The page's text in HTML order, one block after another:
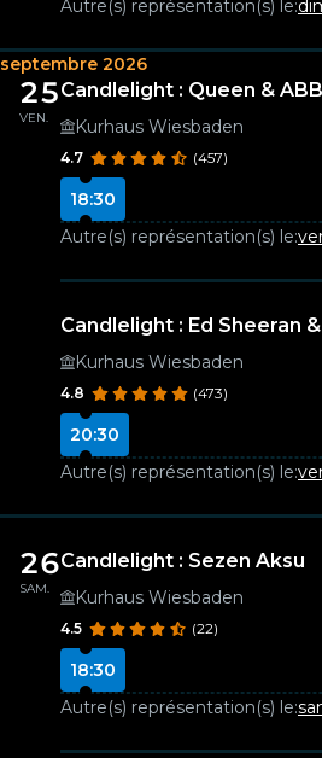
Autre(s) représentation(s) le:
septembre 2026
25
VEN.
Candlelight : Queen &
Kurhaus Wiesbaden
4.7 (457)
18:30
Autre(s) représentation(s) le:
Candlelight : Ed Sheeran
Kurhaus Wiesbaden
4.8 (473)
20:30
Autre(s) représentation(s) le:
26
SAM.
Candlelight : Sezen Aksu
Kurhaus Wiesbaden
4.5 (22)
18:30
Autre(s) représentation(s) le: